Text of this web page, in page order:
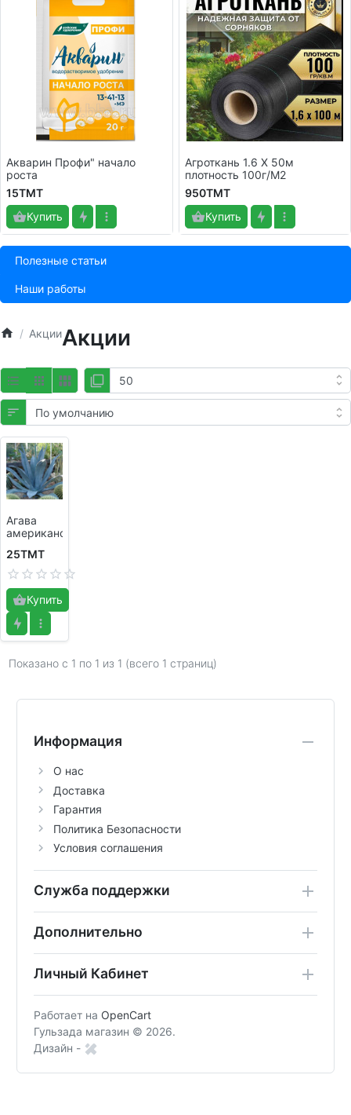
Акварин Профи" начало
роста
15TMT
Купить
Агроткань 1.6 Х 50м
плотность 100г/М2
950TMT
Купить
Полезные статьи
Наши работы
АкцииАкции
Агава
американская
25TMT
Купить
Показано с 1 по 1 из 1 (всего 1 страниц)
Информация
О нас
Доставка
Гарантия
Политика Безопасности
Условия соглашения
Служба поддержки
Дополнительно
Личный Кабинет
Работает на OpenCart
Гульзада магазин © 2026.
Дизайн -